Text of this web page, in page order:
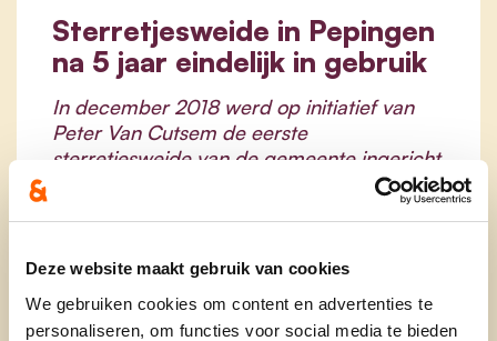
Deze website maakt gebruik van cookies
We gebruiken cookies om content en advertenties te
personaliseren, om functies voor social media te bieden
Sterretjesweide in Pepingen
na 5 jaar eindelijk in gebruik
In december 2018 werd op initiatief van
Peter Van Cutsem de eerste
sterretjesweide van de gemeente ingericht
op het kerkhof van Pepingen. Helaas bleef
deze plek vijf jaar lang ongebruikt vanwege
vastberaden inspanningen van cd&v is de
troostplek nu eindelijk beschikbaar voor
gebruik.